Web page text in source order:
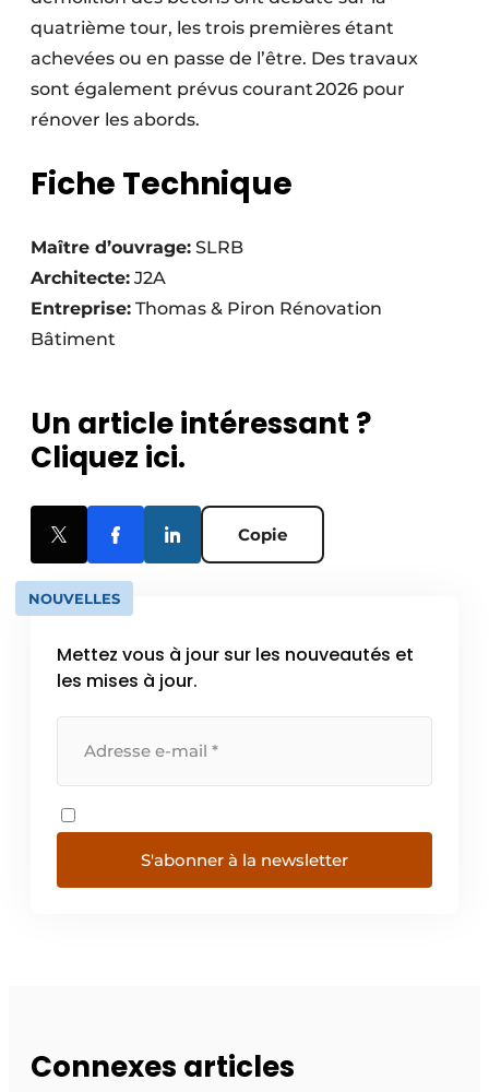
quatrième tour, les trois premières étant
achevées ou en passe de l’être. Des travaux
sont également prévus courant 2026 pour
rénover les abords.
Fiche Technique
Maître d’ouvrage: SLRB
Architecte: J2A
Entreprise: Thomas & Piron Rénovation
Bâtiment
Un article intéressant ?
Cliquez ici.
Copie
NOUVELLES
Mettez vous à jour sur les nouveautés et
les mises à jour.
S'abonner à la newsletter
Connexes articles